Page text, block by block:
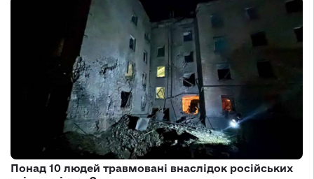
Понад 10 людей травмовані внаслідок російських